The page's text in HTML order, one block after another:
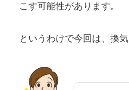
こす可能性があります。
というわけで今回は、換